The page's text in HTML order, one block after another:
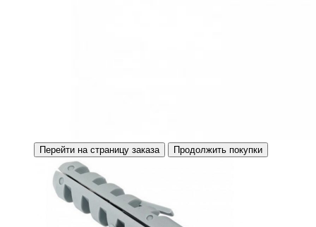
Перейти на страницу заказа Продолжить покупки